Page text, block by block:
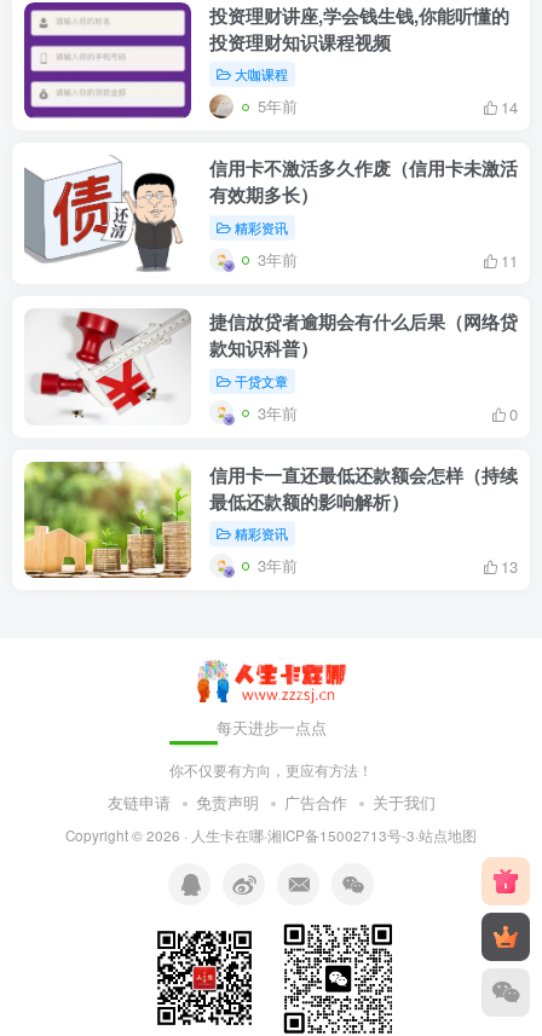
投资理财讲座,学会钱生钱,你能听懂的
投资理财知识课程视频
大咖课程
5年前 14
信用卡不激活多久作废（信用卡未激活
有效期多长）
精彩资讯
3年前 11
捷信放贷者逾期会有什么后果（网络贷
款知识科普）
干贷文章
3年前 0
信用卡一直还最低还款额会怎样（持续
最低还款额的影响解析）
精彩资讯
3年前 13
每天进步一点点
你不仅要有方向，更应有方法！
友链申请 免责声明 广告合作 关于我们
Copyright © 2026 · 人生卡在哪·湘ICP备15002713号-3·站点地图